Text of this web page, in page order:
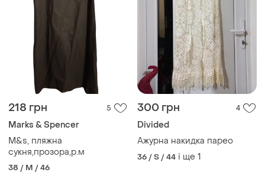
218 грн 5
Marks & Spencer
M&s, пляжна
сукня,прозора,р.м
38 / M / 46
300 грн 4
Divided
Ажурна накидка парео
36 / S / 44 і ще 1